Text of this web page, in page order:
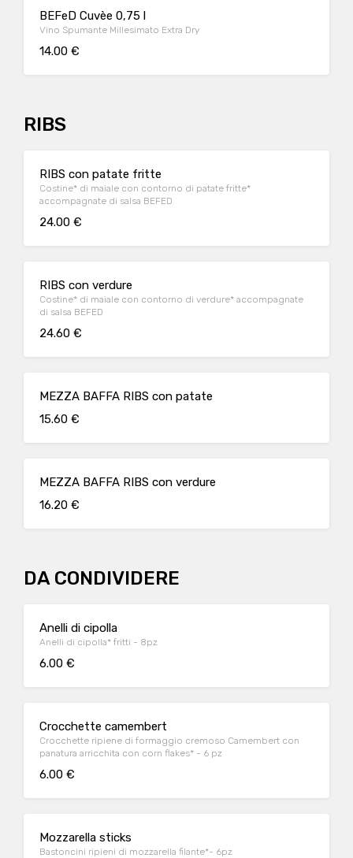
BEFeD Cuvèe 0,75 l
Vino Spumante Millesimato Extra Dry
14.00 €
RIBS
RIBS con patate fritte
Costine* di maiale con contorno di patate fritte*
accompagnate di salsa BEFED
24.00 €
RIBS con verdure
Costine* di maiale con contorno di verdure* accompagnate
di salsa BEFED
24.60 €
MEZZA BAFFA RIBS con patate
15.60 €
MEZZA BAFFA RIBS con verdure
16.20 €
DA CONDIVIDERE
Anelli di cipolla
Anelli di cipolla* fritti - 8pz
6.00 €
Crocchette camembert
Crocchette ripiene di formaggio cremoso Camembert con
panatura arricchita con corn flakes* - 6 pz
6.00 €
Mozzarella sticks
Bastoncini ripieni di mozzarella filante*- 6pz